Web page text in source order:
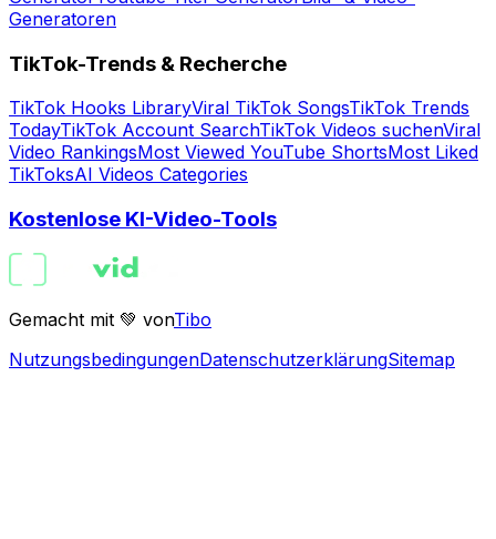
Generatoren
TikTok-Trends & Recherche
TikTok Hooks LibraryViral TikTok SongsTikTok Trends
TodayTikTok Account SearchTikTok Videos suchenViral
Video RankingsMost Viewed YouTube ShortsMost Liked
TikToksAI Videos Categories
Kostenlose KI-Video-Tools
Gemacht mit 💚 vonTibo
NutzungsbedingungenDatenschutzerklärungSitemap